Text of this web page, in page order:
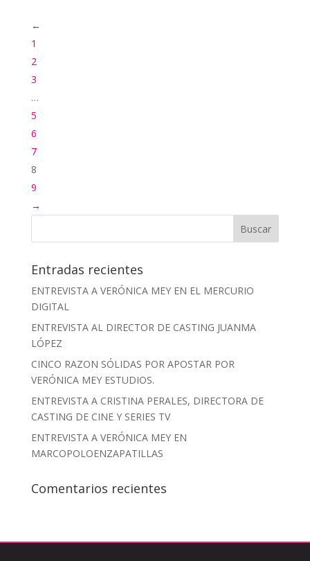
←
1
2
3
…
5
6
7
8
9
→
Entradas recientes
ENTREVISTA A VERÓNICA MEY EN EL MERCURIO
DIGITAL
ENTREVISTA AL DIRECTOR DE CASTING JUANMA
LÓPEZ
CINCO RAZON SÓLIDAS POR APOSTAR POR
VERÓNICA MEY ESTUDIOS.
ENTREVISTA A CRISTINA PERALES, DIRECTORA DE
CASTING DE CINE Y SERIES TV
ENTREVISTA A VERÓNICA MEY EN
MARCOPOLOENZAPATILLAS
Comentarios recientes